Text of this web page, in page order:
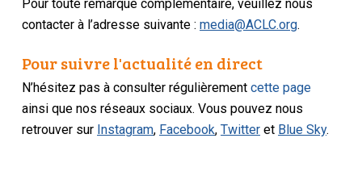
Pour toute remarque complémentaire, veuillez nous
contacter à l’adresse suivante :media@ACLC.org.
Pour suivre l'actualité en direct
N’hésitez pas à consulter régulièrementcette page
ainsi que nos réseaux sociaux. Vous pouvez nous
retrouver sur Instagram, Facebook,Twitter et Blue Sky.